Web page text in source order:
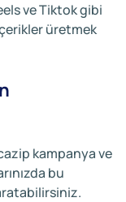
ve Tiktok gibi
üretmek
kampanya ve
bu